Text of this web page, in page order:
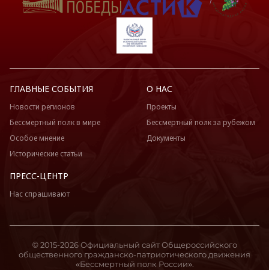
ГЛАВНЫЕ СОБЫТИЯ
Новости регионов
Бессмертный полк в мире
Особое мнение
Исторические статьи
О НАС
Проекты
Бессмертный полк за рубежом
Документы
ПРЕСС-ЦЕНТР
Нас спрашивают
© 2015-2026 Официальный сайт Общероссийского
общественного гражданско-патриотического движения
«Бессмертный полк России».